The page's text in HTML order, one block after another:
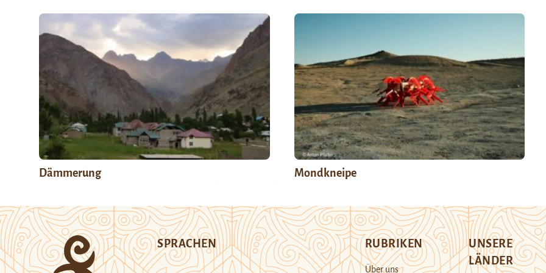
Dämmerung Mondkneipe
SPRACHEN RUBRIKEN
Über uns
UNSERE
LÄNDER